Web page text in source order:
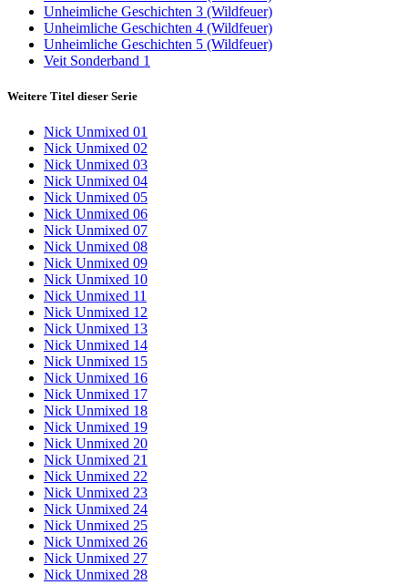
Unheimliche Geschichten 3 (Wildfeuer)
Unheimliche Geschichten 4 (Wildfeuer)
Unheimliche Geschichten 5 (Wildfeuer)
Veit Sonderband 1
Weitere Titel dieser Serie
Nick Unmixed 01
Nick Unmixed 02
Nick Unmixed 03
Nick Unmixed 04
Nick Unmixed 05
Nick Unmixed 06
Nick Unmixed 07
Nick Unmixed 08
Nick Unmixed 09
Nick Unmixed 10
Nick Unmixed 11
Nick Unmixed 12
Nick Unmixed 13
Nick Unmixed 14
Nick Unmixed 15
Nick Unmixed 16
Nick Unmixed 17
Nick Unmixed 18
Nick Unmixed 19
Nick Unmixed 20
Nick Unmixed 21
Nick Unmixed 22
Nick Unmixed 23
Nick Unmixed 24
Nick Unmixed 25
Nick Unmixed 26
Nick Unmixed 27
Nick Unmixed 28